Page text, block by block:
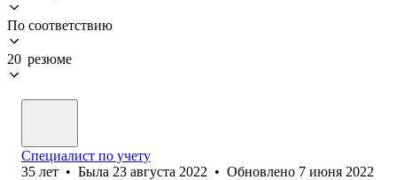
По соответствию
20 резюме
Специалист по учету
35 лет • Была 23 августа 2022 • Обновлено 7 июня 2022